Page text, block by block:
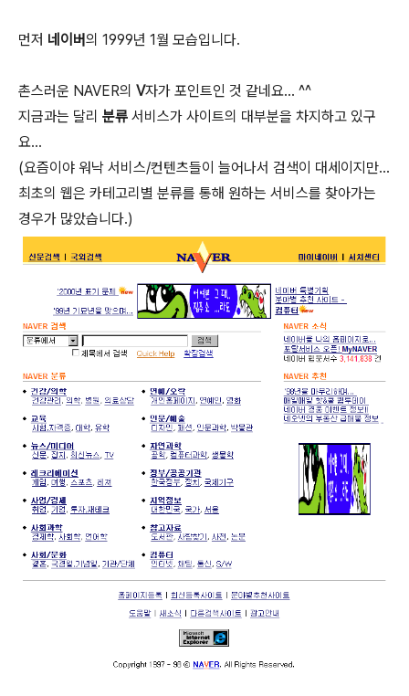
먼저 네이버의 1999년 1월 모습입니다.
촌스러운 NAVER의 V자가 포인트인 것 같네요... ^^
지금과는 달리 분류 서비스가 사이트의 대부분을 차지하고 있구
요...
(요즘이야 워낙 서비스/컨텐츠들이 늘어나서 검색이 대세이지만...
최초의 웹은 카테고리별 분류를 통해 원하는 서비스를 찾아가는
경우가 많았습니다.)